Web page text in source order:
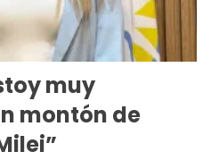
muy
montón de